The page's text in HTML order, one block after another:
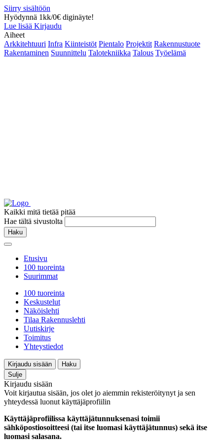
Siirry sisältöön
Hyödynnä 1kk/0€ diginäyte!
Lue lisää Kirjaudu
Aiheet
Arkkitehtuuri Infra Kiinteistöt Pientalo Projektit Rakennustuote
Rakentaminen Suunnittelu Talotekniikka Talous Työelämä
Kaikki mitä tietää pitää
Hae tältä sivustolta
Haku
Etusivu
100 tuoreinta
Suurimmat
100 tuoreinta
Keskustelut
Näköislehti
Tilaa Rakennuslehti
Uutiskirje
Toimitus
Yhteystiedot
Kirjaudu sisään
Haku
Sulje
Kirjaudu sisään
Voit kirjautua sisään, jos olet jo aiemmin rekisteröitynyt ja sen
yhteydessä luonut käyttäjäprofiilin
Käyttäjäprofiilissa käyttäjätunnuksenasi toimii
sähköpostiosoitteesi (tai itse luomasi käyttäjätunnus) sekä itse
luomasi salasana.